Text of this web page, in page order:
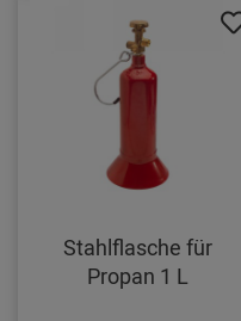
Stahlflasche für
Propan 1 L